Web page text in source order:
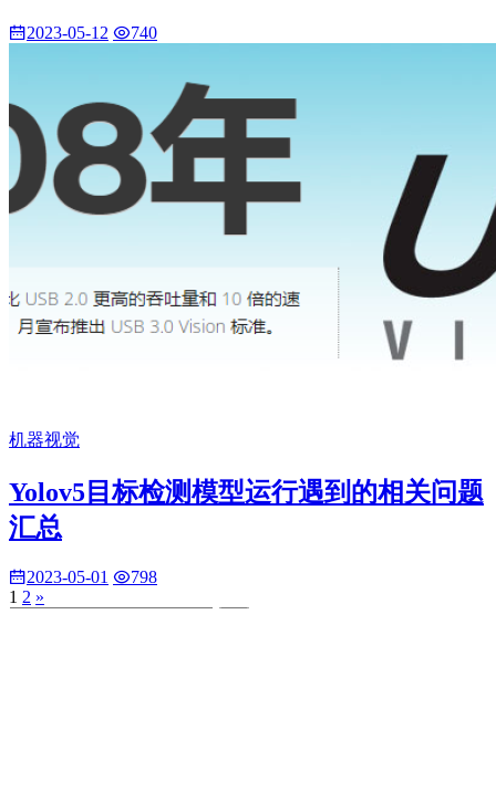
2023-05-12 740
机器视觉
Yolov5目标检测模型运行遇到的相关问题
汇总
2023-05-01
798
1 2 »